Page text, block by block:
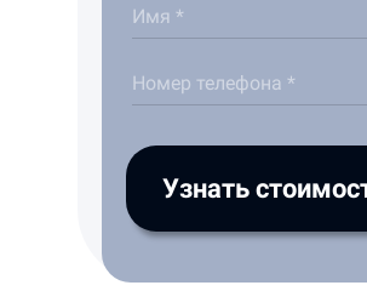
Имя *
Номер телефона *
Узнать